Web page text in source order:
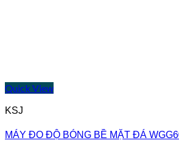
Quick View
KSJ
MÁY ĐO ĐỘ BÓNG BỀ MẶT ĐÁ